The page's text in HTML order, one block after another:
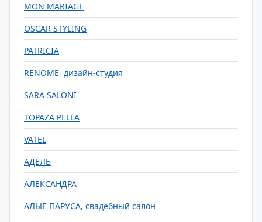
MON MARIAGE
OSCAR STYLING
PATRICIA
RENOME, дизайн-студия
SARA SALONI
TOPAZA PELLA
VATEL
АДЕЛЬ
АЛЕКСАНДРА
АЛЫЕ ПАРУСА, свадебный салон